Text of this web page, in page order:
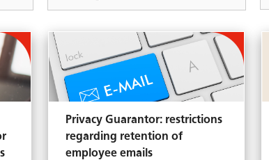
Privacy Guarantor: restrictions
regarding retention of
employee emails